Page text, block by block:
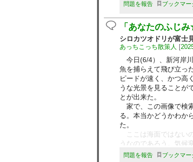
問題を報告 ブックマー
「あなたのふじ
シロカツオドリが富士
あっちこっち散策人 [
今日(6/4）、新河岸
魚を捕らえて飛び立っ
ピードが速く、かつ高
うな光景を見ることが
とが出来た。
家で、この画像で検
る。本当かどうかわか
た。
ここは海面ではない
うなのであろう。気候
上は魚をゲットした
問題を報告 ブックマー